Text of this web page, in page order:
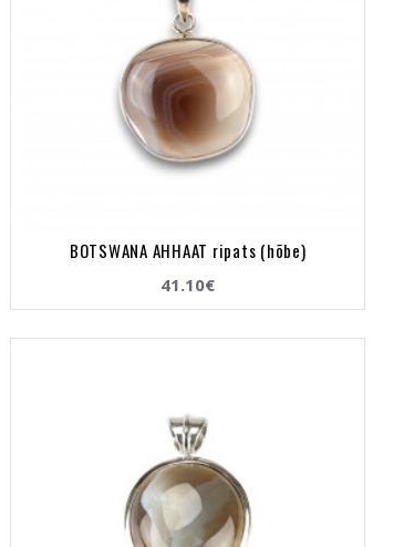
BOTSWANA AHHAAT ripats (hõbe)
41.10€